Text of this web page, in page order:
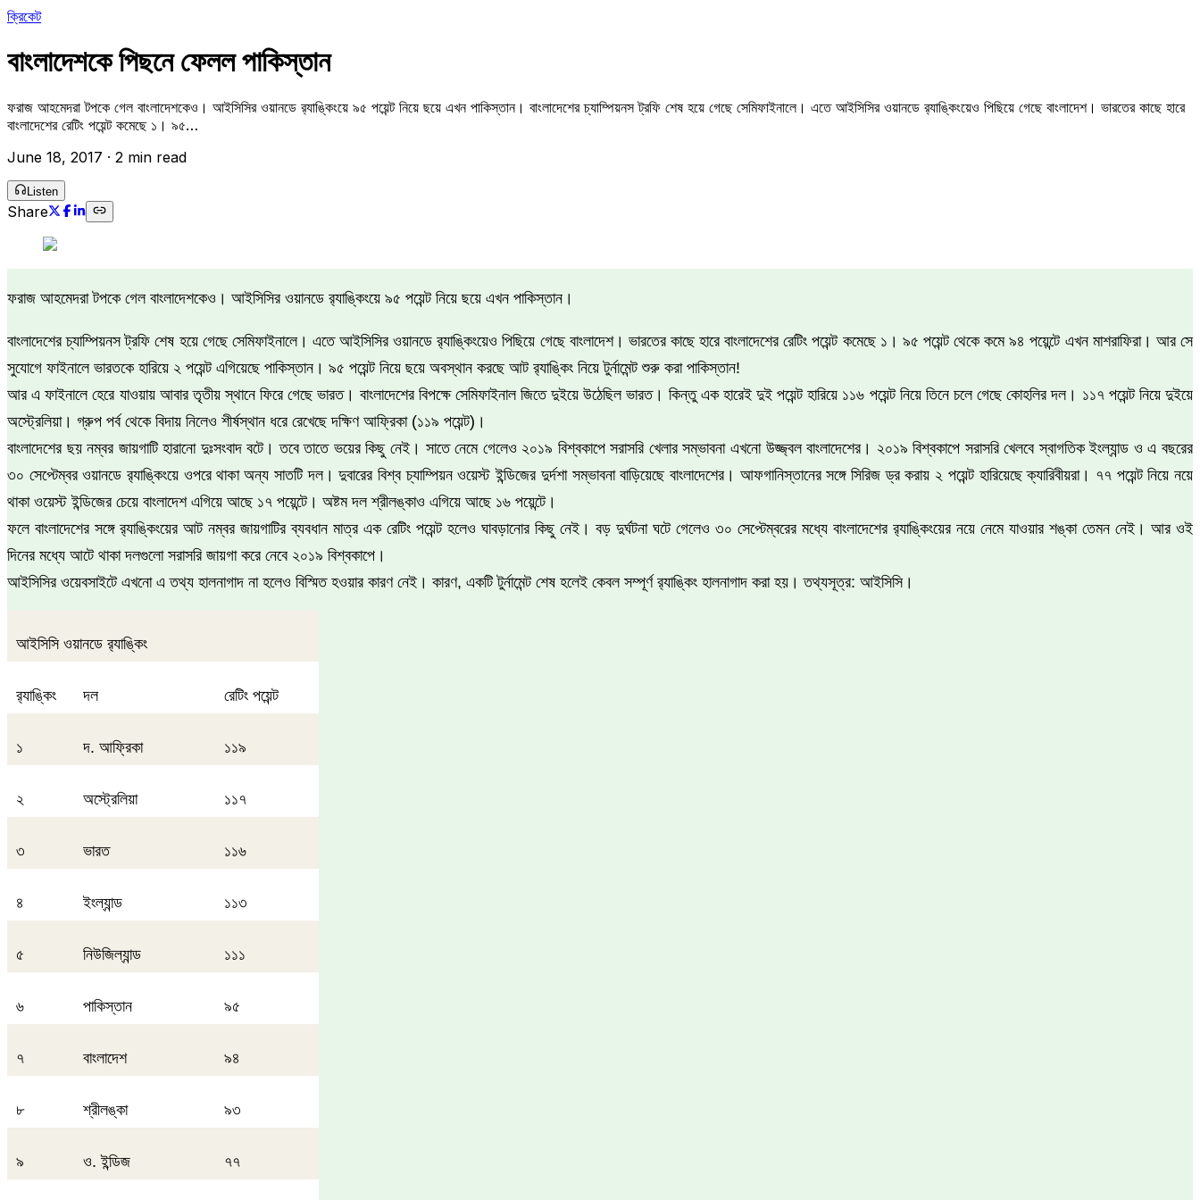
ক্রিকেট
বাংলাদেশকে পিছনে ফেলল পাকিস্তান
ফরাজ আহমেদরা টপকে গেল বাংলাদেশকেও। আইসিসির ওয়ানডে র‍্যাঙ্কিংয়ে ৯৫ পয়েন্ট নিয়ে ছয়ে এখন পাকিস্তান। বাংলাদেশের চ্যাম্পিয়নস ট্রফি শেষ হয়ে গেছে সেমিফাইনালে। এতে আইসিসির ওয়ানডে র‍্যাঙ্কিংয়েও পিছিয়ে গেছে বাংলাদেশ। ভারতের কাছে হারে
বাংলাদেশের রেটিং পয়েন্ট কমেছে ১। ৯৫…
June 18, 2017 · 2 min read
Listen
Share
ফরাজ আহমেদরা টপকে গেল বাংলাদেশকেও। আইসিসির ওয়ানডে র‍্যাঙ্কিংয়ে ৯৫ পয়েন্ট নিয়ে ছয়ে এখন পাকিস্তান।
বাংলাদেশের চ্যাম্পিয়নস ট্রফি শেষ হয়ে গেছে সেমিফাইনালে। এতে আইসিসির ওয়ানডে র‍্যাঙ্কিংয়েও পিছিয়ে গেছে বাংলাদেশ। ভারতের কাছে হারে বাংলাদেশের রেটিং পয়েন্ট কমেছে ১। ৯৫ পয়েন্ট থেকে কমে ৯৪ পয়েন্টে এখন মাশরাফিরা। আর সে
সুযোগে ফাইনালে ভারতকে হারিয়ে ২ পয়েন্ট এগিয়েছে পাকিস্তান। ৯৫ পয়েন্ট নিয়ে ছয়ে অবস্থান করছে আট র‍্যাঙ্কিং নিয়ে টুর্নামেন্ট শুরু করা পাকিস্তান!
আর এ ফাইনালে হেরে যাওয়ায় আবার তৃতীয় স্থানে ফিরে গেছে ভারত। বাংলাদেশের বিপক্ষে সেমিফাইনাল জিতে দুইয়ে উঠেছিল ভারত। কিন্তু এক হারেই দুই পয়েন্ট হারিয়ে ১১৬ পয়েন্ট নিয়ে তিনে চলে গেছে কোহলির দল। ১১৭ পয়েন্ট নিয়ে দুইয়ে
অস্ট্রেলিয়া। গ্রুপ পর্ব থেকে বিদায় নিলেও শীর্ষস্থান ধরে রেখেছে দক্ষিণ আফ্রিকা (১১৯ পয়েন্ট)।
বাংলাদেশের ছয় নম্বর জায়গাটি হারানো দুঃসংবাদ বটে। তবে তাতে ভয়ের কিছু নেই। সাতে নেমে গেলেও ২০১৯ বিশ্বকাপে সরাসরি খেলার সম্ভাবনা এখনো উজ্জ্বল বাংলাদেশের। ২০১৯ বিশ্বকাপে সরাসরি খেলবে স্বাগতিক ইংল্যান্ড ও এ বছরের
৩০ সেপ্টেম্বর ওয়ানডে র‍্যাঙ্কিংয়ে ওপরে থাকা অন্য সাতটি দল। দুবারের বিশ্ব চ্যাম্পিয়ন ওয়েস্ট ইন্ডিজের দুর্দশা সম্ভাবনা বাড়িয়েছে বাংলাদেশের। আফগানিস্তানের সঙ্গে সিরিজ ড্র করায় ২ পয়েন্ট হারিয়েছে ক্যারিবীয়রা। ৭৭ পয়েন্ট নিয়ে নয়ে
থাকা ওয়েস্ট ইন্ডিজের চেয়ে বাংলাদেশ এগিয়ে আছে ১৭ পয়েন্টে। অষ্টম দল শ্রীলঙ্কাও এগিয়ে আছে ১৬ পয়েন্টে।
ফলে বাংলাদেশের সঙ্গে র‍্যাঙ্কিংয়ের আট নম্বর জায়গাটির ব্যবধান মাত্র এক রেটিং পয়েন্ট হলেও ঘাবড়ানোর কিছু নেই। বড় দুর্ঘটনা ঘটে গেলেও ৩০ সেপ্টেম্বরের মধ্যে বাংলাদেশের র‍্যাঙ্কিংয়ের নয়ে নেমে যাওয়ার শঙ্কা তেমন নেই। আর ওই
দিনের মধ্যে আটে থাকা দলগুলো সরাসরি জায়গা করে নেবে ২০১৯ বিশ্বকাপে।
আইসিসির ওয়েবসাইটে এখনো এ তথ্য হালনাগাদ না হলেও বিস্মিত হওয়ার কারণ নেই। কারণ, একটি টুর্নামেন্ট শেষ হলেই কেবল সম্পূর্ণ র‍্যাঙ্কিং হালনাগাদ করা হয়। তথ্যসূত্র: আইসিসি।
আইসিসি ওয়ানডে র‍্যাঙ্কিং
র‍্যাঙ্কিং দল রেটিং পয়েন্ট
১ দ. আফ্রিকা ১১৯
২ অস্ট্রেলিয়া ১১৭
৩ ভারত ১১৬
৪ ইংল্যান্ড ১১৩
৫ নিউজিল্যান্ড ১১১
৬ পাকিস্তান ৯৫
৭ বাংলাদেশ ৯৪
৮ শ্রীলঙ্কা ৯৩
৯ ও. ইন্ডিজ ৭৭